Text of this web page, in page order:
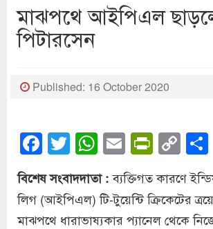
মাঝপথে আইপিএল
পিটারসেন
Published: 16 October 2020
Facebook
Twitter
WhatsApp
Email
বিশেষ সংবাদদাতা :ব্যক্তিগত কারণে
লিগ (আইপিএল) টি-টুয়েন্টি ক্রিকেটের
মাঝপথে ধারাভাষ্যকার প্যানেল থেকে